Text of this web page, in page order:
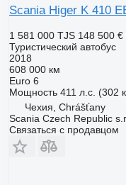
Scania Higer K 410
1 581 000 TJS 148 500 €
Туристический автобус
2018
608 000 км
Euro 6
Мощность 411 л.с. (302
Чехия, Chrášťany
Scania Czech Republic
Связаться с продавцом